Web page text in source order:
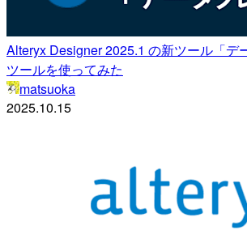
Alteryx Designer 2025.1 の新ツール「デ
ツールを使ってみた
matsuoka
2025.10.15